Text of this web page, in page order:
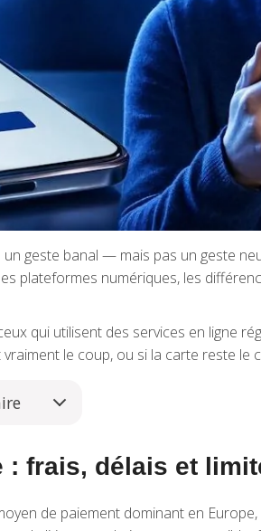
un geste banal — mais pas un geste
plateformes numériques, les
qui utilisent des services en
le coup, ou si la carte reste le
: frais, délais et
de paiement dominant en